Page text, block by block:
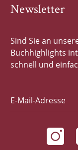
Newsletter
Sind Sie an
Buchhighlights
schnell und
E-Mail-Adresse